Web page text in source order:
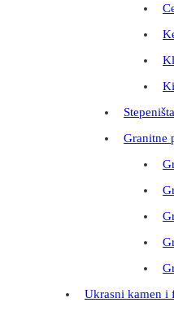
Stepeništa
Granitne
Ukrasni kamen i